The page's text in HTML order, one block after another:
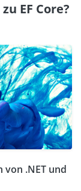
EF Core?
.NET und